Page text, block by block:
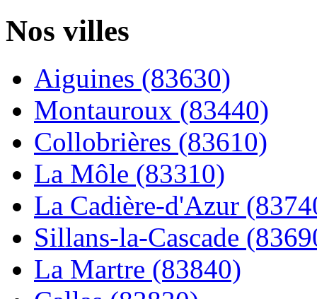
Nos villes
Aiguines (83630)
Montauroux (83440)
Collobrières (83610)
La Môle (83310)
La Cadière-d'Azur
Sillans-la-Cascade
La Martre (83840)